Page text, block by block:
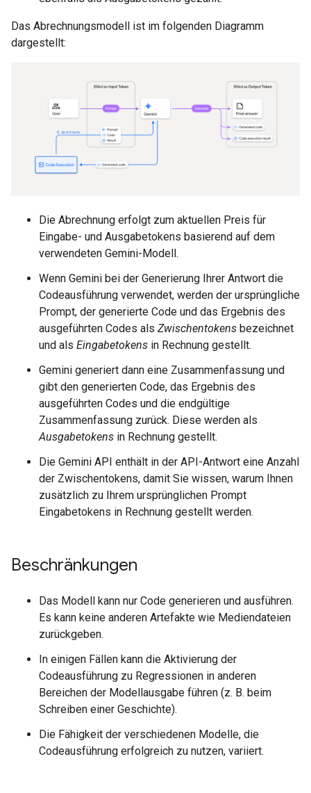
Das Abrechnungsmodell ist im folgenden Diagramm
dargestellt:
Die Abrechnung erfolgt zum aktuellen Preis für
Eingabe- und Ausgabetokens basierend auf dem
verwendeten Gemini-Modell.
Wenn Gemini bei der Generierung Ihrer Antwort die
Codeausführung verwendet, werden der ursprüngliche
Prompt, der generierte Code und das Ergebnis des
ausgeführten Codes als Zwischentokens bezeichnet
und als Eingabetokens in Rechnung gestellt.
Gemini generiert dann eine Zusammenfassung und
gibt den generierten Code, das Ergebnis des
ausgeführten Codes und die endgültige
Zusammenfassung zurück. Diese werden als
Ausgabetokens in Rechnung gestellt.
Die Gemini API enthält in der API-Antwort eine Anzahl
der Zwischentokens, damit Sie wissen, warum Ihnen
zusätzlich zu Ihrem ursprünglichen Prompt
Eingabetokens in Rechnung gestellt werden.
Beschränkungen
Das Modell kann nur Code generieren und ausführen.
Es kann keine anderen Artefakte wie Mediendateien
zurückgeben.
In einigen Fällen kann die Aktivierung der
Codeausführung zu Regressionen in anderen
Bereichen der Modellausgabe führen (z. B. beim
Schreiben einer Geschichte).
Die Fähigkeit der verschiedenen Modelle, die
Codeausführung erfolgreich zu nutzen, variiert.